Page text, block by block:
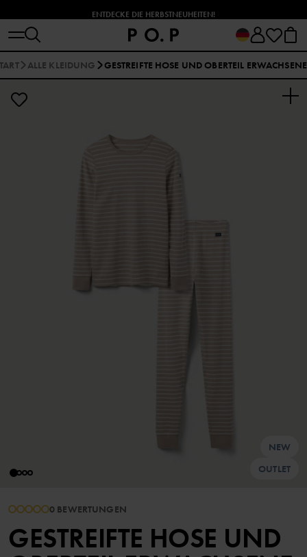
ENTDECKE DIE HERBSTNEUHEITEN!
ALLE KLEIDUNG GESTREIFTE HOSE UND OBERTEIL ERWACHSENE
NEW
OUTLET
0 BEWERTUNGEN
GESTREIFTE HOSE UND